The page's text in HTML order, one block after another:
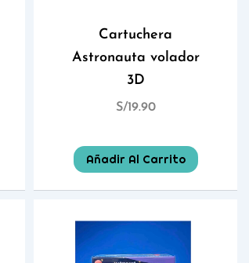
Cartuchera
Astronauta volador
3D
S/19.90
Añadir Al Carrito